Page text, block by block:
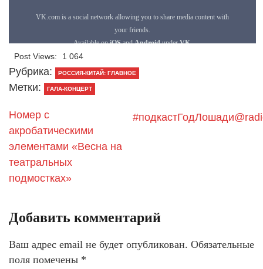
Post Views: 1 064
Рубрика: РОССИЯ-КИТАЙ: ГЛАВНОЕ
Метки: ГАЛА-КОНЦЕРТ
Номер с
акробатическими
элементами «Весна на
театральных
подмостках»
Добавить комментарий
Ваш адрес email не будет опубликован. Обязательные
поля помечены *